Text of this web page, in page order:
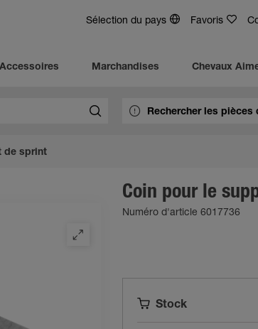
Sélection du pays Favoris
Accessoires Marchandises Chevaux
de sprint
Coin pour le
Numéro d'article 6017736
Stock